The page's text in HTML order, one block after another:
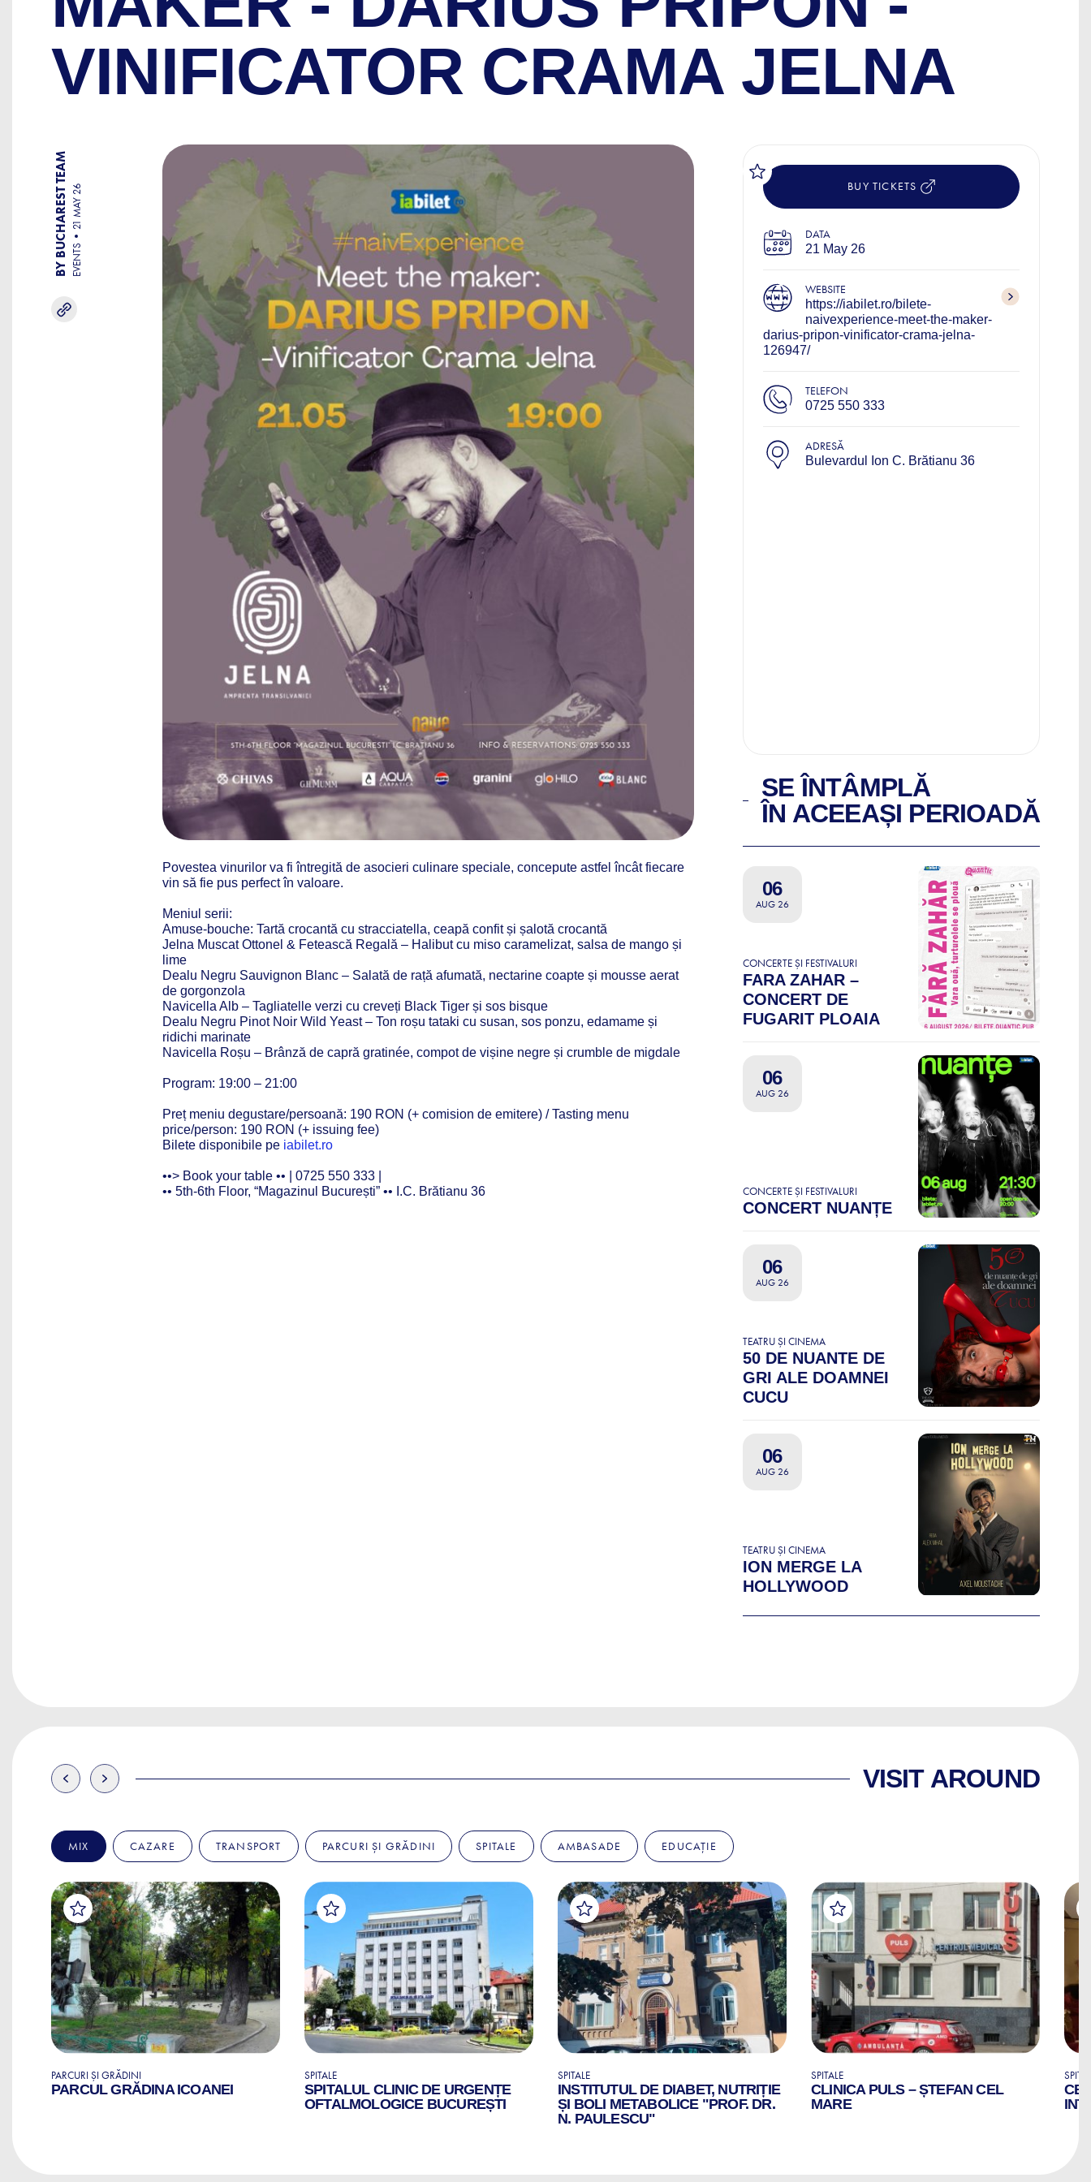
VINIFICATOR CRAMA JELNA
BY BUCHAREST TEAM EVENTS
21 MAY 26
Povestea vinurilor va fi întregită de asocieri culinare speciale, concepute astfel încât fiecare
vin să fie pus perfect în valoare.
Meniul serii:
Amuse-bouche: Tartă crocantă cu stracciatella, ceapă confit și șalotă crocantă
Jelna Muscat Ottonel & Fetească Regală – Halibut cu miso caramelizat, salsa de mango și
lime
Dealu Negru Sauvignon Blanc – Salată de rață afumată, nectarine coapte și mousse aerat
de gorgonzola
Navicella Alb – Tagliatelle verzi cu creveți Black Tiger și sos bisque
Dealu Negru Pinot Noir Wild Yeast – Ton roșu tataki cu susan, sos ponzu, edamame și
ridichi marinate
Navicella Roșu – Brânză de capră gratinée, compot de vișine negre și crumble de migdale
Program: 19:00 – 21:00
Preț meniu degustare/persoană: 190 RON (+ comision de emitere) / Tasting menu
price/person: 190 RON (+ issuing fee)
Bilete disponibile pe iabilet.ro
••> Book your table •• | 0725 550 333 |
•• 5th-6th Floor, “Magazinul București” •• I.C. Brătianu 36
BUY TICKETS
DATA
21 May 26
WEBSITE
https://iabilet.ro/bilete-
naivexperience-meet-the-maker-
darius-pripon-vinificator-crama-jelna-
126947/
TELEFON
0725 550 333
ADRESĂ
Bulevardul Ion C. Brătianu 36
SE ÎNTÂMPLĂ
ÎN ACEEAȘI PERIOADĂ
06
AUG 26
CONCERTE ȘI FESTIVALURI
FARA ZAHAR –
CONCERT DE
FUGARIT PLOAIA
06
AUG 26
CONCERTE ȘI FESTIVALURI
CONCERT NUANȚE
06
AUG 26
TEATRU ȘI CINEMA
50 DE NUANTE DE
GRI ALE DOAMNEI
CUCU
06
AUG 26
TEATRU ȘI CINEMA
ION MERGE LA
HOLLYWOOD
VISIT AROUND
MIX CAZARE TRANSPORT PARCURI ȘI GRĂDINI SPITALE AMBASADE EDUCAȚIE
PARCURI ȘI GRĂDINI
PARCUL GRĂDINA ICOANEI
SPITALE
SPITALUL CLINIC DE URGENȚE
OFTALMOLOGICE BUCUREȘTI
SPITALE
INSTITUTUL DE DIABET, NUTRIȚIE
ȘI BOLI METABOLICE "PROF. DR.
N. PAULESCU"
SPITALE
CLINICA PULS – ȘTEFAN CEL
MARE